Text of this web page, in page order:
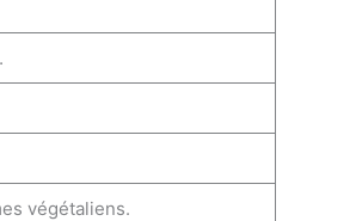
végétaliens.